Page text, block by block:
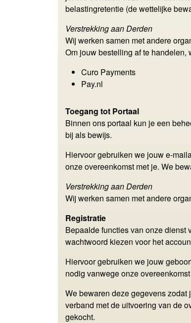
belastingretentie (de wettelijke
Verstrekking aan Derden
Wij werken samen met andere
Om jouw bestelling af te handelen,
Curo Payments
Pay.nl
Toegang tot Portaal
Binnen ons portaal kun je een
bij als bewijs.
Hiervoor gebruiken we jouw e-
onze overeenkomst met je. We
Verstrekking aan Derden
Wij werken samen met andere
Registratie
Bepaalde functies van onze dienst
wachtwoord kiezen voor het
Hiervoor gebruiken we jouw
nodig vanwege onze
We bewaren deze gegevens
verband met de uitvoering van de
gekocht.